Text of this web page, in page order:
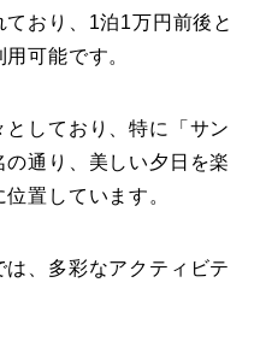
おり、1泊1万円前後と
可能です。
しており、特に「サン
通り、美しい夕日を楽
置しています。
、多彩なアクティビテ